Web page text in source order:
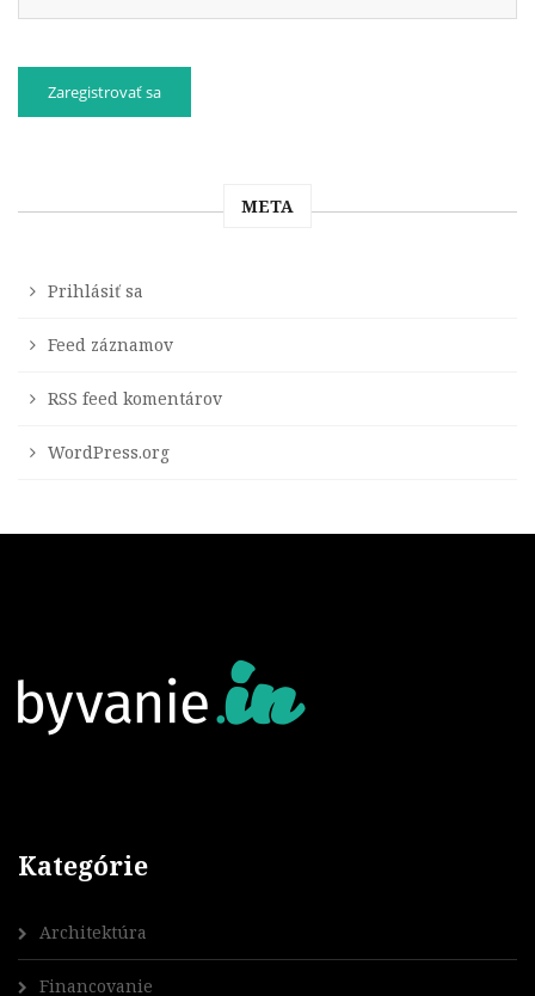
META
Prihlásiť sa
Feed záznamov
RSS feed komentárov
WordPress.org
Kategórie
Architektúra
Financovanie